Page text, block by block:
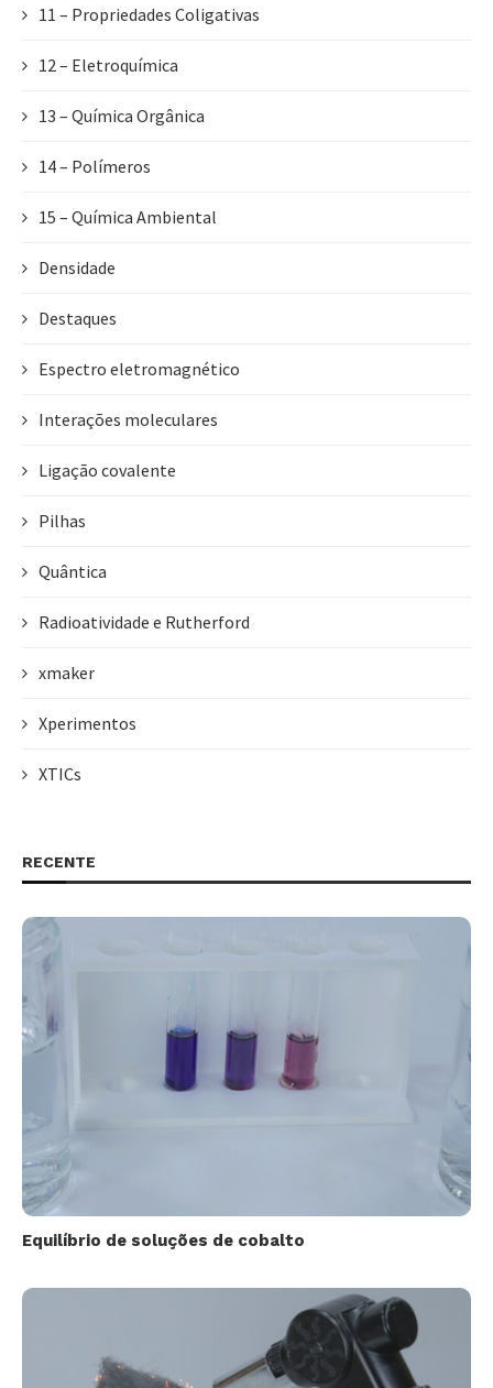
11 – Propriedades Coligativas
12 – Eletroquímica
13 – Química Orgânica
14 – Polímeros
15 – Química Ambiental
Densidade
Destaques
Espectro eletromagnético
Interações moleculares
Ligação covalente
Pilhas
Quântica
Radioatividade e Rutherford
xmaker
Xperimentos
XTICs
RECENTE
Equilíbrio de soluções de cobalto